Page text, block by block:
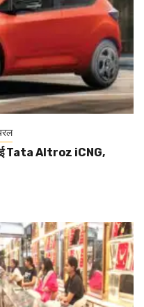
हुई Tata Altroz iCNG,